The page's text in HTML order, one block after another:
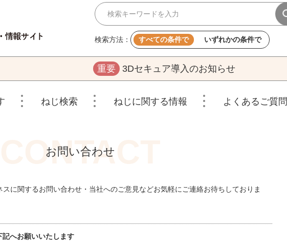
検索方法： すべての条件で いずれかの条件で
重要 3Dセキュア導入のお知らせ
ねじ検索 ねじに関する情報 よくあるご質問
お問い合わせ
に関するお問い合わせ・当社へのご意見などお気軽にご連絡お待ちしておりま
記へお願いいたします